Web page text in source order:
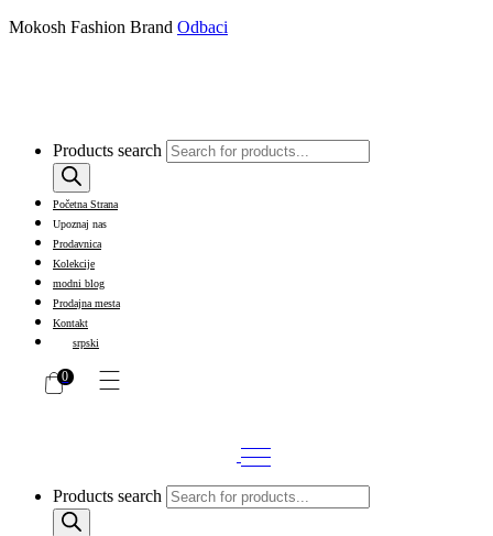
Mokosh Fashion Brand Odbaci
Products search
Početna Strana
Upoznaj nas
Prodavnica
Kolekcije
modni blog
Prodajna mesta
Kontakt
srpski
0
Products search